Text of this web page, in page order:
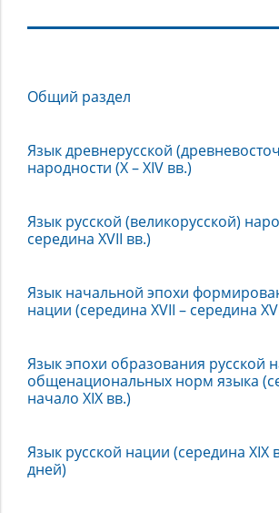
развития
языка
Общий раздел
Язык древнерусской
народности (X – XIV вв.)
Язык русской (великорусской)
середина XVII вв.)
Язык начальной эпохи
нации (середина XVII – середина
Язык эпохи образования русской
общенациональных норм языка
начало XIX вв.)
Язык русской нации (середина XIX
дней)